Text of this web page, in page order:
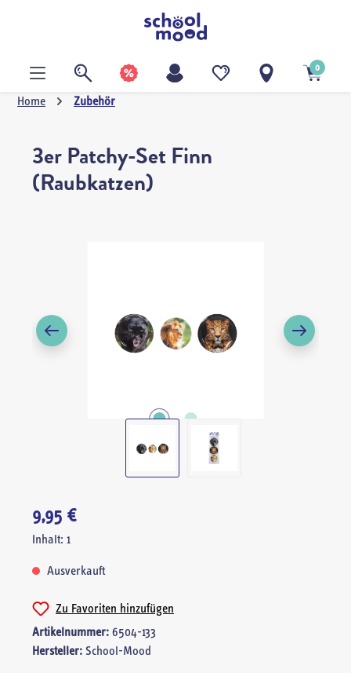
0
Home Zubehör
3er Patchy-Set Finn
(Raubkatzen)
9,95 €
Inhalt: 1
Ausverkauft
Zu Favoriten hinzufügen
Artikelnummer: 6504-133
Hersteller: School-Mood